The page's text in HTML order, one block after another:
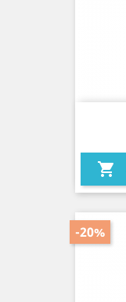

-20%